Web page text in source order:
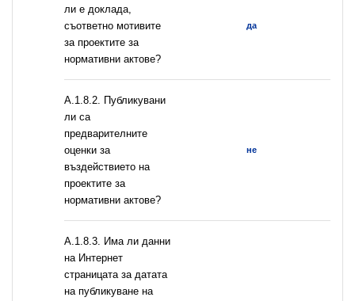
ли е доклада,
съответно мотивите
за проектите за
нормативни актове?
да
А.1.8.2. Публикувани
ли са
предварителните
оценки за
въздействието на
проектите за
нормативни актове?
не
A.1.8.3. Има ли данни
на Интернет
страницата за датата
на публикуване на